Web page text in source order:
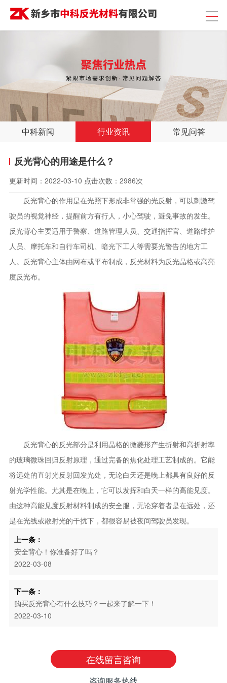
中科新闻 行业资讯 常见问答
反光背心的用途是什么？
更新时间： 2022-03-10 点击次数： 2986次
反光背心的作用是在光照下形成非常强的光反射，可以刺激驾
驶员的视觉神经，提醒前方有行人，小心驾驶，避免事故的发生。
反光背心主要适用于警察、道路管理人员、交通指挥官、道路维护
人员、摩托车和自行车司机、暗光下工人等需要光警告的地方工
人。反光背心主体由网布或平布制成，反光材料为反光晶格或高亮
度反光布。
反光背心的反光部分是利用晶格的微菱形产生折射和高折射率
的玻璃微珠回归反射原理，通过完备的焦化处理工艺制成的。它能
将远处的直射光反射回发光处，无论白天还是晚上都具有良好的反
射光学性能。尤其是在晚上，它可以发挥和白天一样的高能见度。
由这种高能见度反射材料制成的安全服，无论穿着者是在远处，还
是在光线或散射光的干扰下，都很容易被夜间驾驶员发现。
上一条：
安全背心！你准备好了吗？
2022-03-08
下一条：
购买反光背心有什么技巧？一起来了解一下！
2022-03-10
在线留言咨询